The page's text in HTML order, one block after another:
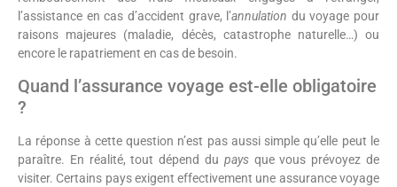
l’assistance en cas d’accident grave, l’annulation du voyage pour
raisons majeures (maladie, décès, catastrophe naturelle…) ou
encore le rapatriement en cas de besoin.
Quand l’assurance voyage est-elle obligatoire
?
La réponse à cette question n’est pas aussi simple qu’elle peut le
paraître. En réalité, tout dépend du paysque vous prévoyez de
visiter. Certains pays exigent effectivement une assurance voyage